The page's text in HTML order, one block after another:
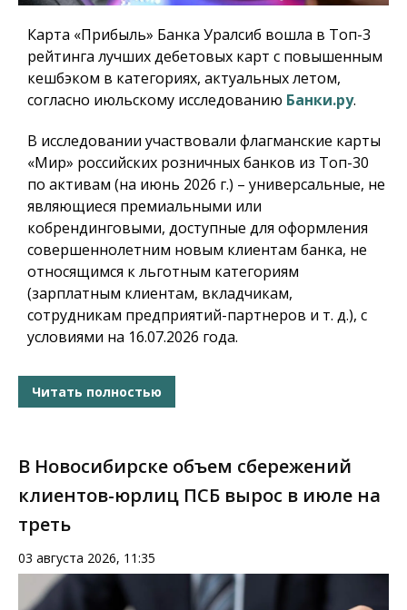
Карта «Прибыль» Банка Уралсиб вошла в Топ-3
рейтинга лучших дебетовых карт с повышенным
кешбэком в категориях, актуальных летом,
согласно июльскому исследованию Банки.ру.
В исследовании участвовали флагманские карты
«Мир» российских розничных банков из Топ-30
по активам (на июнь 2026 г.) – универсальные, не
являющиеся премиальными или
кобрендинговыми, доступные для оформления
совершеннолетним новым клиентам банка, не
относящимся к льготным категориям
(зарплатным клиентам, вкладчикам,
сотрудникам предприятий-партнеров и т. д.), с
условиями на 16.07.2026 года.
Читать полностью
В Новосибирске объем сбережений
клиентов-юрлиц ПСБ вырос в июле на
треть
03 августа 2026, 11:35